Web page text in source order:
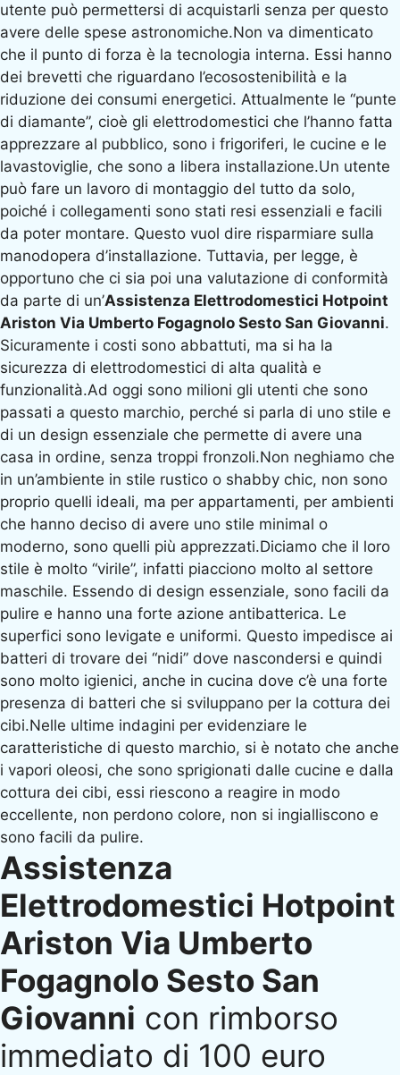
utente può permettersi di acquistarli senza per questo
avere delle spese astronomiche.Non va dimenticato
che il punto di forza è la tecnologia interna. Essi hanno
dei brevetti che riguardano l’ecosostenibilità e la
riduzione dei consumi energetici. Attualmente le “punte
di diamante”, cioè gli elettrodomestici che l’hanno fatta
apprezzare al pubblico, sono i frigoriferi, le cucine e le
lavastoviglie, che sono a libera installazione.Un utente
può fare un lavoro di montaggio del tutto da solo,
poiché i collegamenti sono stati resi essenziali e facili
da poter montare. Questo vuol dire risparmiare sulla
manodopera d’installazione. Tuttavia, per legge, è
opportuno che ci sia poi una valutazione di conformità
da parte di un’Assistenza Elettrodomestici Hotpoint
Ariston Via Umberto Fogagnolo Sesto San Giovanni.
Sicuramente i costi sono abbattuti, ma si ha la
sicurezza di elettrodomestici di alta qualità e
funzionalità.Ad oggi sono milioni gli utenti che sono
passati a questo marchio, perché si parla di uno stile e
di un design essenziale che permette di avere una
casa in ordine, senza troppi fronzoli.Non neghiamo che
in un’ambiente in stile rustico o shabby chic, non sono
proprio quelli ideali, ma per appartamenti, per ambienti
che hanno deciso di avere uno stile minimal o
moderno, sono quelli più apprezzati.Diciamo che il loro
stile è molto “virile”, infatti piacciono molto al settore
maschile. Essendo di design essenziale, sono facili da
pulire e hanno una forte azione antibatterica. Le
superfici sono levigate e uniformi. Questo impedisce ai
batteri di trovare dei “nidi” dove nascondersi e quindi
sono molto igienici, anche in cucina dove c’è una forte
presenza di batteri che si sviluppano per la cottura dei
cibi.Nelle ultime indagini per evidenziare le
caratteristiche di questo marchio, si è notato che anche
i vapori oleosi, che sono sprigionati dalle cucine e dalla
cottura dei cibi, essi riescono a reagire in modo
eccellente, non perdono colore, non si ingialliscono e
sono facili da pulire.
Assistenza
Elettrodomestici Hotpoint
Ariston Via Umberto
Fogagnolo Sesto San
Giovanni con rimborso
immediato di 100 euro